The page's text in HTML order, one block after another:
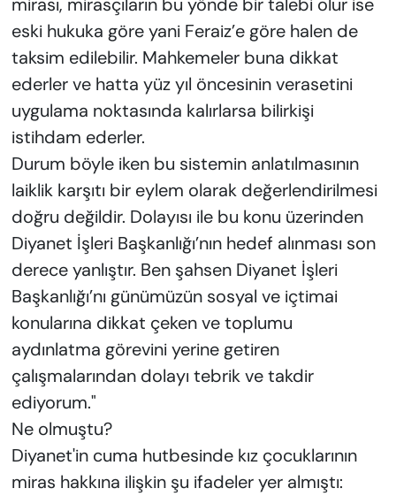
mirası, mirasçıların bu yönde bir talebi olur ise
eski hukuka göre yani Feraiz’e göre halen de
taksim edilebilir. Mahkemeler buna dikkat
ederler ve hatta yüz yıl öncesinin verasetini
uygulama noktasında kalırlarsa bilirkişi
istihdam ederler.
Durum böyle iken bu sistemin anlatılmasının
laiklik karşıtı bir eylem olarak değerlendirilmesi
doğru değildir. Dolayısı ile bu konu üzerinden
Diyanet İşleri Başkanlığı’nın hedef alınması son
derece yanlıştır. Ben şahsen Diyanet İşleri
Başkanlığı’nı günümüzün sosyal ve içtimai
konularına dikkat çeken ve toplumu
aydınlatma görevini yerine getiren
çalışmalarından dolayı tebrik ve takdir
ediyorum."
Ne olmuştu?
Diyanet'in cuma hutbesinde kız çocuklarının
miras hakkına ilişkin şu ifadeler yer almıştı: